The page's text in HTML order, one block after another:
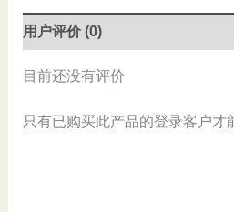
量
用户评价 (0)
目前还没有评价
只有已购买此产品的登录客户才